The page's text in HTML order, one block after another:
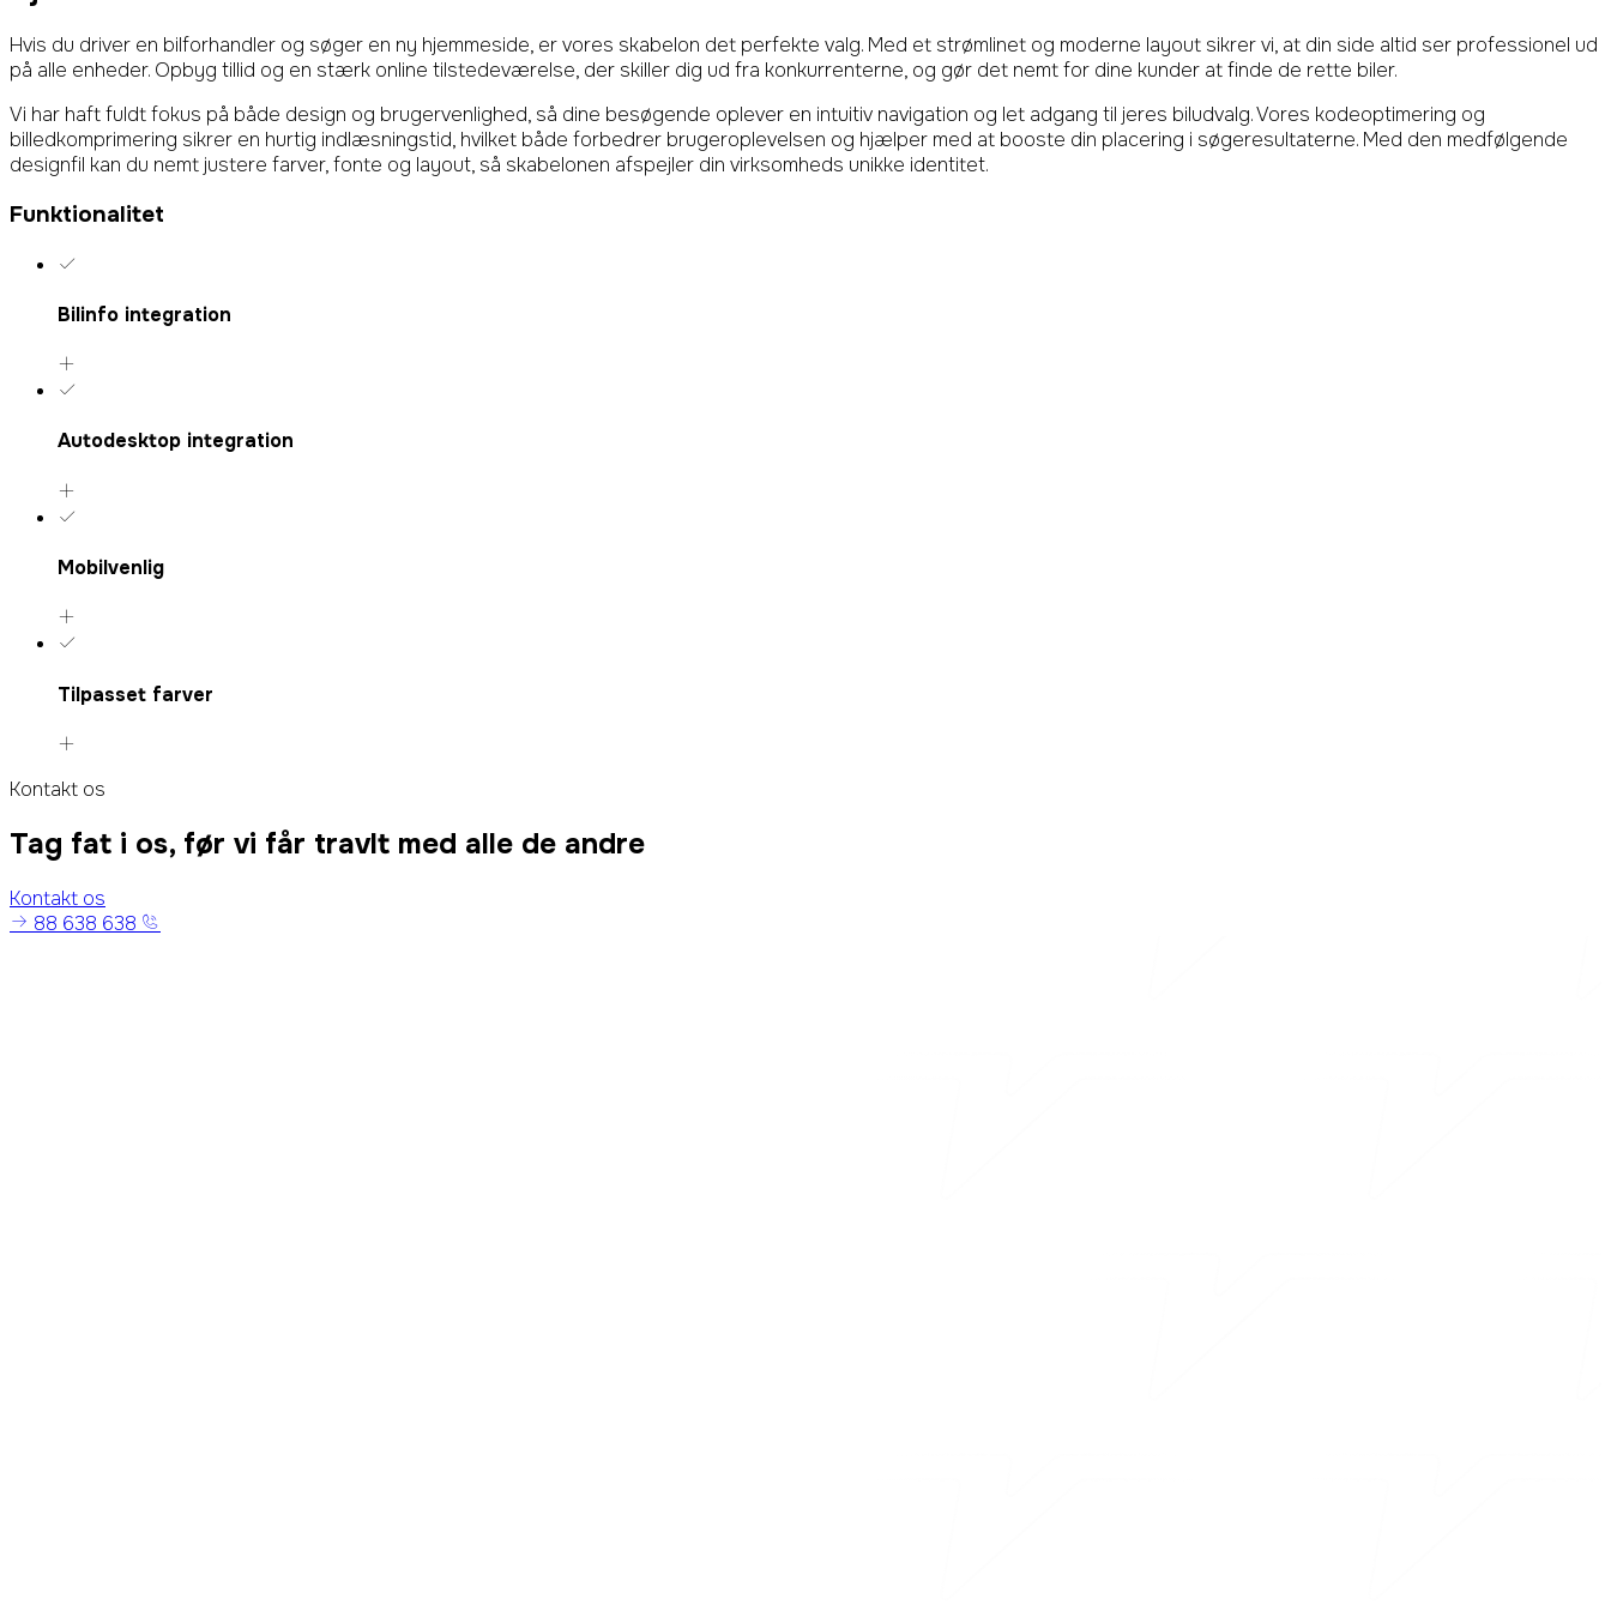
Hvis du driver en bilforhandler og søger en ny hjemmeside, er vores skabelon det perfekte valg. Med et strømlinet og moderne layout sikrer vi, at din side altid ser professionel ud
på alle enheder. Opbyg tillid og en stærk online tilstedeværelse, der skiller dig ud fra konkurrenterne, og gør det nemt for dine kunder at finde de rette biler.
Vi har haft fuldt fokus på både design og brugervenlighed, så dine besøgende oplever en intuitiv navigation og let adgang til jeres biludvalg. Vores kodeoptimering og
billedkomprimering sikrer en hurtig indlæsningstid, hvilket både forbedrer brugeroplevelsen og hjælper med at booste din placering i søgeresultaterne. Med den medfølgende
designfil kan du nemt justere farver, fonte og layout, så skabelonen afspejler din virksomheds unikke identitet.
Funktionalitet
Bilinfo integration
Autodesktop integration
Mobilvenlig
Tilpasset farver
Kontakt os
Tag fat i os, før vi får travlt med alle de andre
Kontakt os
88 638 638